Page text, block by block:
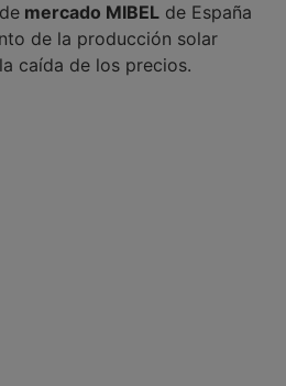
mercado MIBEL de España
de la producción solar
caída de los precios.